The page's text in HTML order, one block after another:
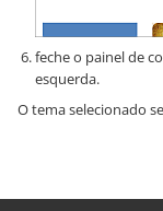
feche o painel de
esquerda.
O tema selecionado